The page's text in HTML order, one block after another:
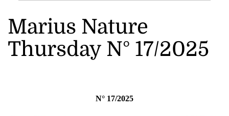
Marius Nature
Thursday N° 17/2025
N° 17/2025